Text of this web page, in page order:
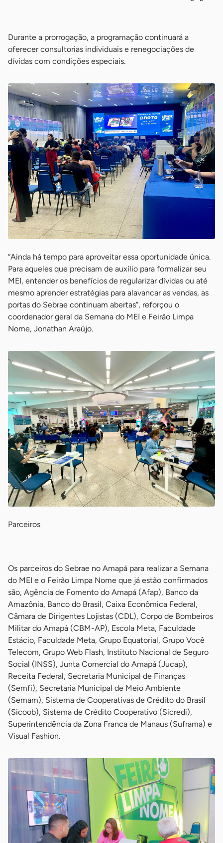
Durante a prorrogação, a programação continuará a
oferecer consultorias individuais e renegociações de
dívidas com condições especiais.
“Ainda há tempo para aproveitar essa oportunidade única.
Para aqueles que precisam de auxílio para formalizar seu
MEI, entender os benefícios de regularizar dívidas ou até
mesmo aprender estratégias para alavancar as vendas, as
portas do Sebrae continuam abertas”, reforçou o
coordenador geral da Semana do MEI e Feirão Limpa
Nome, Jonathan Araújo.
Parceiros
Os parceiros do Sebrae no Amapá para realizar a Semana
do MEI e o Feirão Limpa Nome que já estão confirmados
são, Agência de Fomento do Amapá (Afap), Banco da
Amazônia, Banco do Brasil, Caixa Econômica Federal,
Câmara de Dirigentes Lojistas (CDL), Corpo de Bombeiros
Militar do Amapá (CBM-AP), Escola Meta, Faculdade
Estácio, Faculdade Meta, Grupo Equatorial, Grupo Você
Telecom, Grupo Web Flash, Instituto Nacional de Seguro
Social (INSS), Junta Comercial do Amapá (Jucap),
Receita Federal, Secretaria Municipal de Finanças
(Semfi), Secretaria Municipal de Meio Ambiente
(Semam), Sistema de Cooperativas de Crédito do Brasil
(Sicoob), Sistema de Crédito Cooperativo (Sicredi),
Superintendência da Zona Franca de Manaus (Suframa) e
Visual Fashion.